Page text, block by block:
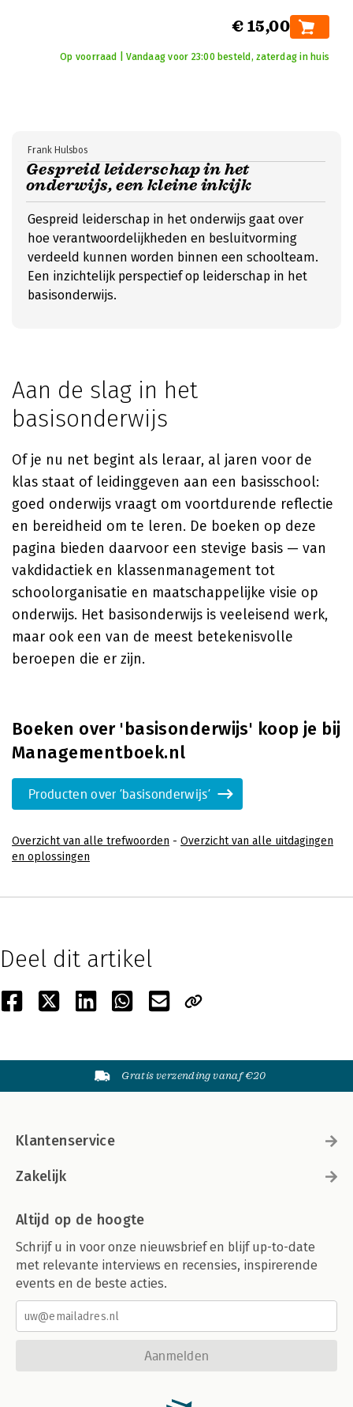
€ 15,00
Op voorraad | Vandaag voor 23:00 besteld, zaterdag in huis
Gespreid leiderschap in het
onderwijs, een kleine inkijk
Frank Hulsbos
Gespreid leiderschap in het onderwijs gaat over
hoe verantwoordelijkheden en besluitvorming
verdeeld kunnen worden binnen een schoolteam.
Een inzichtelijk perspectief op leiderschap in het
basisonderwijs.
Aan de slag in het
basisonderwijs
Of je nu net begint als leraar, al jaren voor de
klas staat of leidinggeven aan een basisschool:
goed onderwijs vraagt om voortdurende reflectie
en bereidheid om te leren. De boeken op deze
pagina bieden daarvoor een stevige basis — van
vakdidactiek en klassenmanagement tot
schoolorganisatie en maatschappelijke visie op
onderwijs. Het basisonderwijs is veeleisend werk,
maar ook een van de meest betekenisvolle
beroepen die er zijn.
Boeken over 'basisonderwijs' koop je bij
Managementboek.nl
Producten over 'basisonderwijs'
Overzicht van alle trefwoorden - Overzicht van alle uitdagingen
en oplossingen
Deel dit artikel
Gratis verzending vanaf €20
Klantenservice
Zakelijk
Altijd op de hoogte
Schrijf u in voor onze nieuwsbrief en blijf up-to-date
met relevante interviews en recensies, inspirerende
events en de beste acties.
Aanmelden